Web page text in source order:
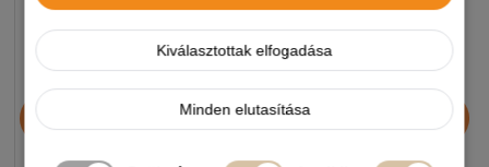
Kiválasztottak elfogadása
Minden elutasítása
Chicopee HNL Protein Bar
kutyatáp 15+3kg